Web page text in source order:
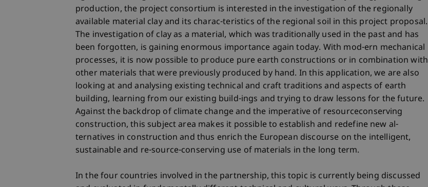
production, the project consortium is interested in the investigation of the regionally
available material clay and its charac-teristics of the regional soil in this project proposal.
The investigation of clay as a material, which was traditionally used in the past and has
been forgotten, is gaining enormous importance again today. With mod-ern mechanical
processes, it is now possible to produce pure earth constructions or in combination with
other materials that were previously produced by hand. In this application, we are also
looking at and analysing existing technical and craft traditions and aspects of earth
building, learning from our existing build-ings and trying to draw lessons for the future.
Against the backdrop of climate change and the imperative of resourceconserving
construction, this subject area makes it possible to establish and redefine new al-
ternatives in construction and thus enrich the European discourse on the intelligent,
sustainable and re-source-conserving use of materials in the long term.
In the four countries involved in the partnership, this topic is currently being discussed